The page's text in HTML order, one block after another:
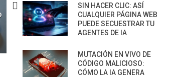
13 TÉCNICAS
RIDÍCULAMENTE FÁCILES
PARA HACKEAR Y EXPLOTAR
AGÉNTICA
CÓMO LOS HACKERS
MANIPULAN GITHUB
COPILOT DENTRO DE VS
SIN HACER CLIC: ASÍ
CUALQUIER PÁGINA WEB
PUEDE SECUESTRAR TU
AGENTES DE IA
MUTACIÓN EN VIVO DE
CÓDIGO MALICIOSO:
CÓMO LA IA GENERA